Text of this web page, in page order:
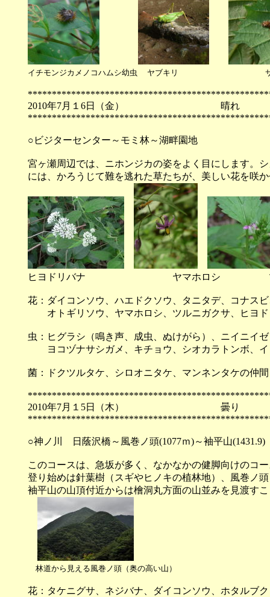
イチモンジカメノコハムシ幼虫 ヤブキリ
2010年7月１6日（金）
○ビジターセンター～モミ林～湖畔園地
宮ヶ瀬周辺では、ニホンジカの姿をよく目にします。
には、かろうじて難を逃れた草たちが、美しい花を咲
ヒヨドリバナ ヤマホロシ ツル
花：ダイコンソウ、ハエドクソウ、タニタデ、コナス
オトギリソウ、ヤマホロシ、ツルニガクサ、ヒヨド
虫：ヒグラシ（鳴き声、成虫、ぬけがら）、ニイニイ
ヨコヅナサシガメ、キチョウ、シオカラトンボ、イ
菌：ドクツルタケ、シロオニタケ、マンネンタケの仲
2010年7月１5日（木）
○神ノ川 日蔭沢橋～風巻ノ頭(1077ｍ)～袖平山(1431.9)
このコースは、急坂が多く、なかなかの健脚向けのコ
登り始めは針葉樹（スギやヒノキの植林地）、風巻ノ
袖平山の山頂付近からは檜洞丸方面の山並みを見渡す
林道から見える風巻ノ頭（奥の高い山）
花：タケニグサ、ネジバナ、ダイコンソウ、ホタルブ